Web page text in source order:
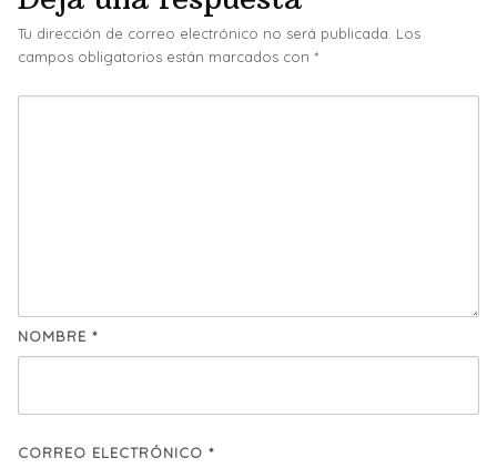
Tu dirección de correo electrónico no será publicada. Los
campos obligatorios están marcados con *
NOMBRE *
CORREO ELECTRÓNICO *